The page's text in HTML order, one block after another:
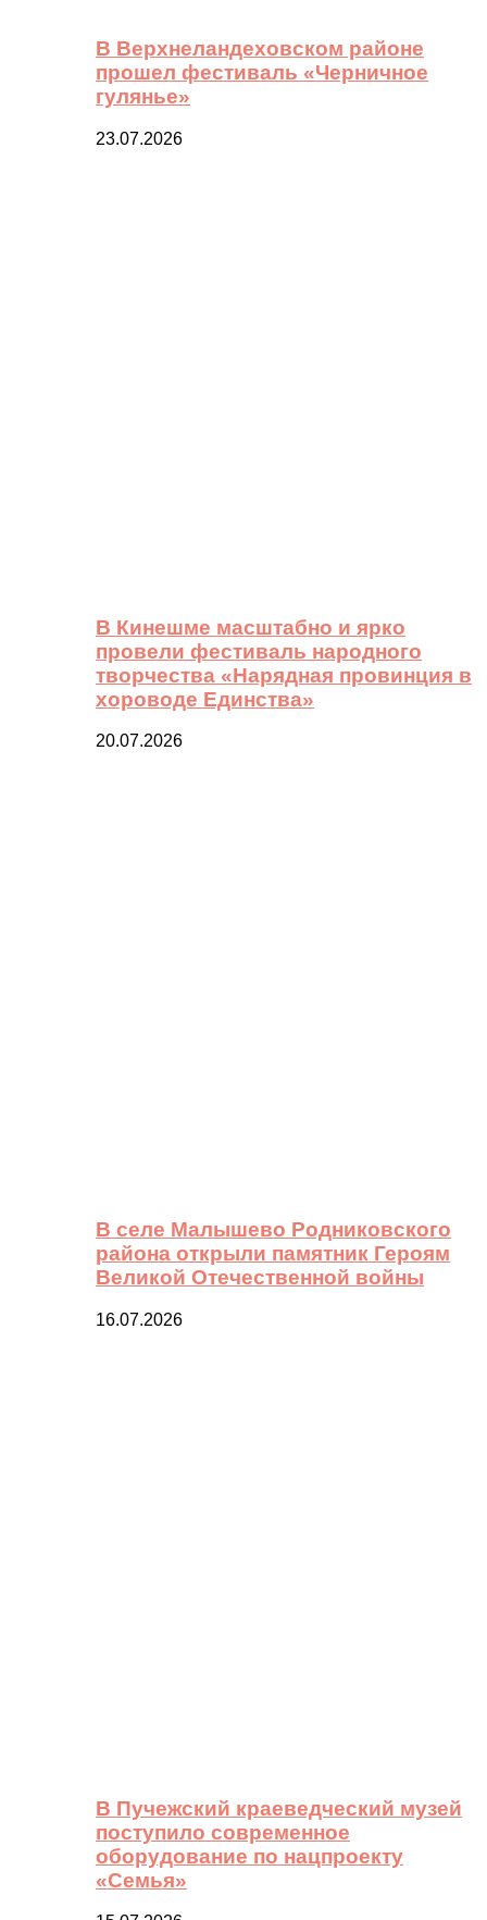
В Верхнеландеховском районе
прошел фестиваль «Черничное
гулянье»
23.07.2026
В Кинешме масштабно и ярко
провели фестиваль народного
творчества «Нарядная провинция в
хороводе Единства»
20.07.2026
В селе Малышево Родниковского
района открыли памятник Героям
Великой Отечественной войны
16.07.2026
В Пучежский краеведческий музей
поступило современное
оборудование по нацпроекту
«Семья»